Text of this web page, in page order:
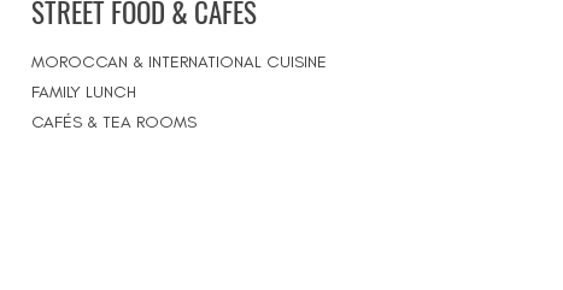
STREET FOOD & CAFÉS
MOROCCAN & INTERNATIONAL CUISINE
FAMILY LUNCH
CAFÉS & TEA ROOMS